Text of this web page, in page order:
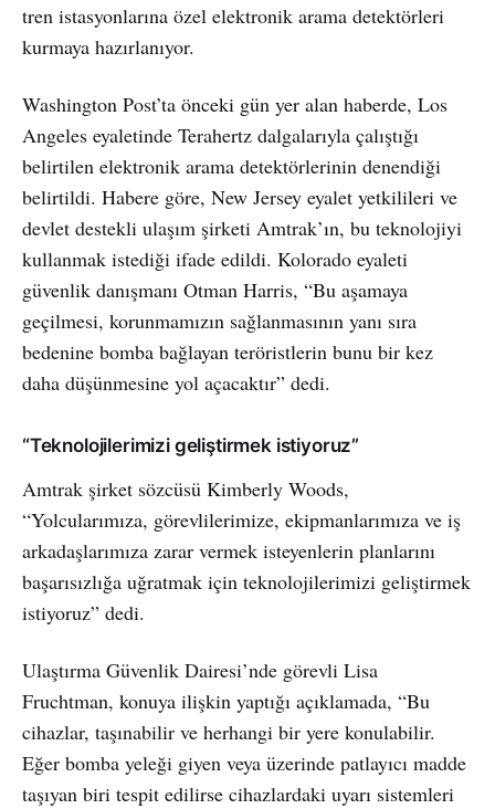
tren istasyonlarına özel elektronik arama detektörleri
kurmaya hazırlanıyor.
Washington Post’ta önceki gün yer alan haberde, Los
Angeles eyaletinde Terahertz dalgalarıyla çalıştığı
belirtilen elektronik arama detektörlerinin denendiği
belirtildi. Habere göre, New Jersey eyalet yetkilileri ve
devlet destekli ulaşım şirketi Amtrak’ın, bu teknolojiyi
kullanmak istediği ifade edildi. Kolorado eyaleti
güvenlik danışmanı Otman Harris, “Bu aşamaya
geçilmesi, korunmamızın sağlanmasının yanı sıra
bedenine bomba bağlayan teröristlerin bunu bir kez
daha düşünmesine yol açacaktır” dedi.
“Teknolojilerimizi geliştirmek istiyoruz”
Amtrak şirket sözcüsü Kimberly Woods,
“Yolcularımıza, görevlilerimize, ekipmanlarımıza ve iş
arkadaşlarımıza zarar vermek isteyenlerin planlarını
başarısızlığa uğratmak için teknolojilerimizi geliştirmek
istiyoruz” dedi.
Ulaştırma Güvenlik Dairesi’nde görevli Lisa
Fruchtman, konuya ilişkin yaptığı açıklamada, “Bu
cihazlar, taşınabilir ve herhangi bir yere konulabilir.
Eğer bomba yeleği giyen veya üzerinde patlayıcı madde
taşıyan biri tespit edilirse cihazlardaki uyarı sistemleri